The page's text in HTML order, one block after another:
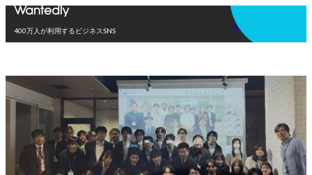
400万人が利用するビジネスSNS
アプリを使う